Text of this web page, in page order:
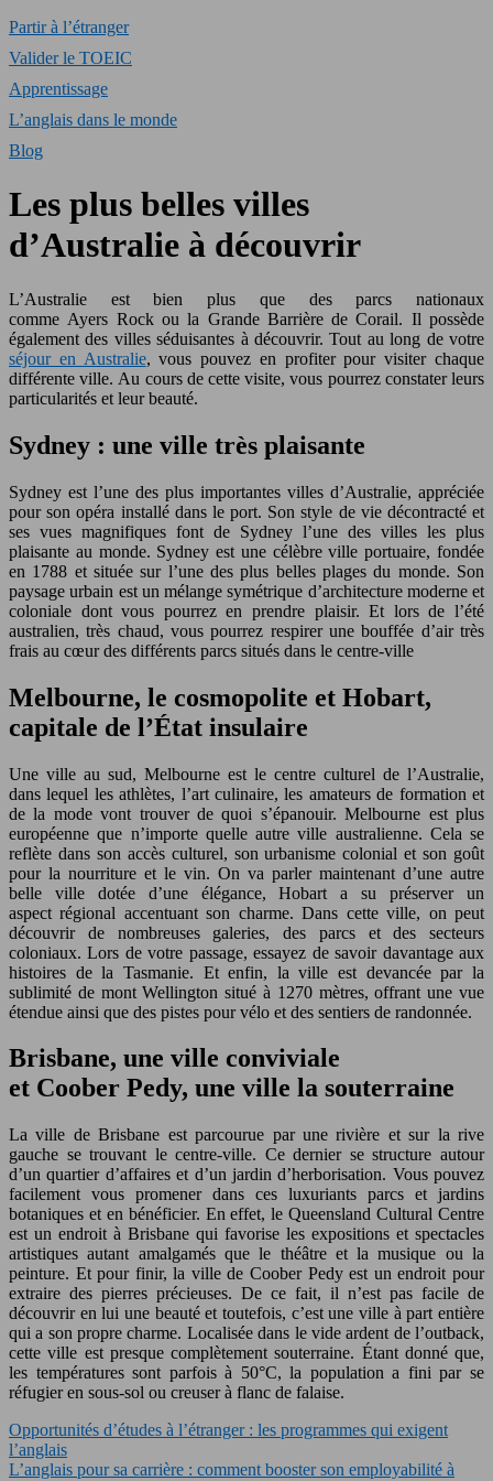
Partir à l’étranger
Valider le TOEIC
Apprentissage
L’anglais dans le monde
Blog
Les plus belles villes
d’Australie à découvrir
L’Australie est bien plus que des parcs nationaux
comme Ayers Rock ou la Grande Barrière de Corail. Il possède
également des villes séduisantes à découvrir. Tout au long de votre
séjour en Australie, vous pouvez en profiter pour visiter chaque
différente ville. Au cours de cette visite, vous pourrez constater leurs
particularités et leur beauté.
Sydney : une ville très plaisante
Sydney est l’une des plus importantes villes d’Australie, appréciée
pour son opéra installé dans le port. Son style de vie décontracté et
ses vues magnifiques font de Sydney l’une des villes les plus
plaisante au monde. Sydney est une célèbre ville portuaire, fondée
en 1788 et située sur l’une des plus belles plages du monde. Son
paysage urbain est un mélange symétrique d’architecture moderne et
coloniale dont vous pourrez en prendre plaisir. Et lors de l’été
australien, très chaud, vous pourrez respirer une bouffée d’air très
frais au cœur des différents parcs situés dans le centre-ville
Melbourne, le cosmopolite et Hobart,
capitale de l’État insulaire
Une ville au sud, Melbourne est le centre culturel de l’Australie,
dans lequel les athlètes, l’art culinaire, les amateurs de formation et
de la mode vont trouver de quoi s’épanouir. Melbourne est plus
européenne que n’importe quelle autre ville australienne. Cela se
reflète dans son accès culturel, son urbanisme colonial et son goût
pour la nourriture et le vin. On va parler maintenant d’une autre
belle ville dotée d’une élégance, Hobart a su préserver un
aspect régional accentuant son charme. Dans cette ville, on peut
découvrir de nombreuses galeries, des parcs et des secteurs
coloniaux. Lors de votre passage, essayez de savoir davantage aux
histoires de la Tasmanie. Et enfin, la ville est devancée par la
sublimité de mont Wellington situé à 1270 mètres, offrant une vue
étendue ainsi que des pistes pour vélo et des sentiers de randonnée.
Brisbane, une ville conviviale
et Coober Pedy, une ville la souterraine
La ville de Brisbane est parcourue par une rivière et sur la rive
gauche se trouvant le centre-ville. Ce dernier se structure autour
d’un quartier d’affaires et d’un jardin d’herborisation. Vous pouvez
facilement vous promener dans ces luxuriants parcs et jardins
botaniques et en bénéficier. En effet, le Queensland Cultural Centre
est un endroit à Brisbane qui favorise les expositions et spectacles
artistiques autant amalgamés que le théâtre et la musique ou la
peinture. Et pour finir, la ville de Coober Pedy est un endroit pour
extraire des pierres précieuses. De ce fait, il n’est pas facile de
découvrir en lui une beauté et toutefois, c’est une ville à part entière
qui a son propre charme. Localisée dans le vide ardent de l’outback,
cette ville est presque complètement souterraine. Étant donné que,
les températures sont parfois à 50°C, la population a fini par se
réfugier en sous-sol ou creuser à flanc de falaise.
Opportunités d’études à l’étranger : les programmes qui exigent
l’anglais
L’anglais pour sa carrière : comment booster son employabilité à